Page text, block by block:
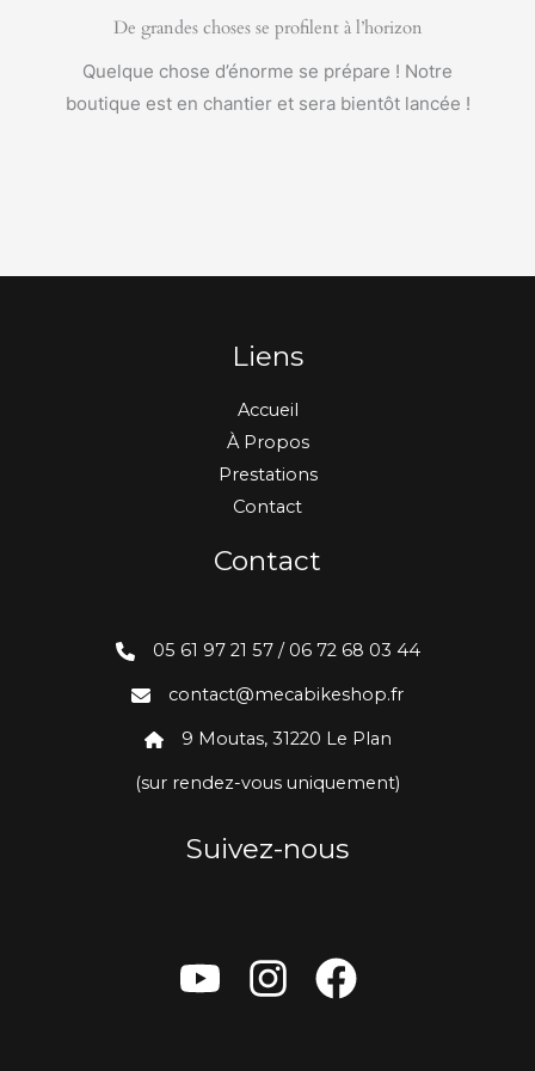
De grandes choses se profilent à l’horizon
Quelque chose d’énorme se prépare ! Notre
boutique est en chantier et sera bientôt lancée !
Liens
Accueil
À Propos
Prestations
Contact
Contact
05 61 97 21 57 / 06 72 68 03 44
contact@mecabikeshop.fr
9 Moutas, 31220 Le Plan
(sur rendez-vous uniquement)
Suivez-nous